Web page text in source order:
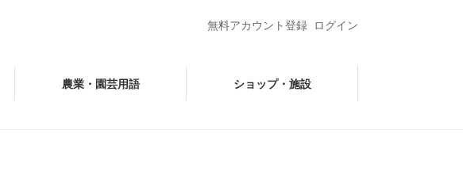
無料アカウント登録 ログイン
農業・園芸用語 ショップ・施設